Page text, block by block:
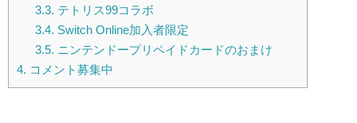
3.3. テトリス99コラボ
3.4. Switch Online加入者限定
3.5. ニンテンドープリペイドカードのおまけ
4. コメント募集中